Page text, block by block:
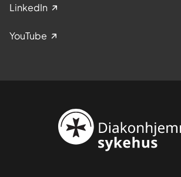
LinkedIn
YouTube